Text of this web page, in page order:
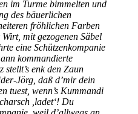
im Turme bimmelten und
des bäuerlichen
fröhlichen Farben
mit gezogenen Säbel
eine Schützenkompanie
kommandierte
enk den Zaun
Jörg, daß d’mir dein
tuest, wenn’s Kummandi
,ladet‘! Du